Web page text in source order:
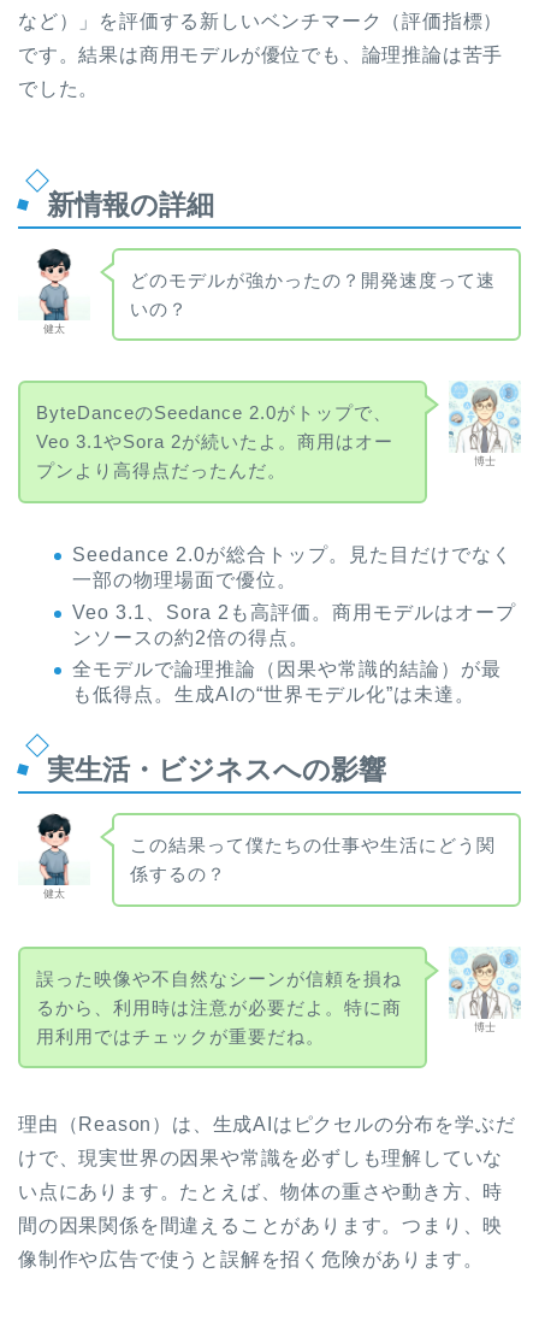
など）」を評価する新しいベンチマーク（評価指標）
です。結果は商用モデルが優位でも、論理推論は苦手
でした。
新情報の詳細
健太
どのモデルが強かったの？開発速度って速
いの？
博士
ByteDanceのSeedance 2.0がトップで、
Veo 3.1やSora 2が続いたよ。商用はオー
プンより高得点だったんだ。
Seedance 2.0が総合トップ。見た目だけでなく
一部の物理場面で優位。
Veo 3.1、Sora 2も高評価。商用モデルはオープ
ンソースの約2倍の得点。
全モデルで論理推論（因果や常識的結論）が最
も低得点。生成AIの“世界モデル化”は未達。
実生活・ビジネスへの影響
健太
この結果って僕たちの仕事や生活にどう関
係するの？
博士
誤った映像や不自然なシーンが信頼を損ね
るから、利用時は注意が必要だよ。特に商
用利用ではチェックが重要だね。
理由（Reason）は、生成AIはピクセルの分布を学ぶだ
けで、現実世界の因果や常識を必ずしも理解していな
い点にあります。たとえば、物体の重さや動き方、時
間の因果関係を間違えることがあります。つまり、映
像制作や広告で使うと誤解を招く危険があります。